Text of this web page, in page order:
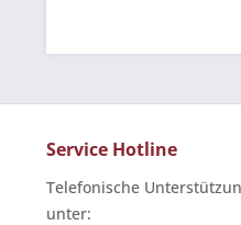
Service Hotline
Telefonische
unter: